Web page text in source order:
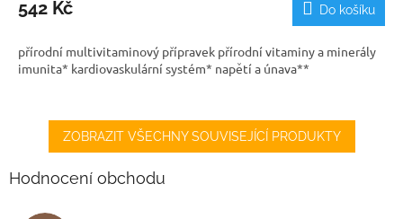
542 Kč Do košíku
přírodní multivitaminový přípravek přírodní vitaminy a minerály
imunita* kardiovaskulární systém* napětí a únava**
ZOBRAZIT VŠECHNY SOUVISEJÍCÍ PRODUKTY
Hodnocení obchodu